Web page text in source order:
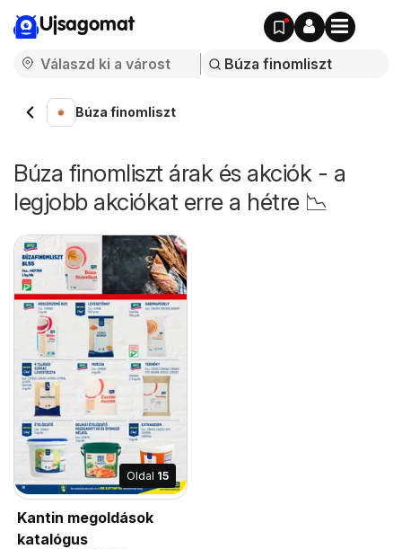
Ujsagomat
Búza finomliszt
Búza finomliszt árak és akciók - a
legjobb akciókat erre a hétre 📉
Oldal 15
Kantin megoldások
katalógus